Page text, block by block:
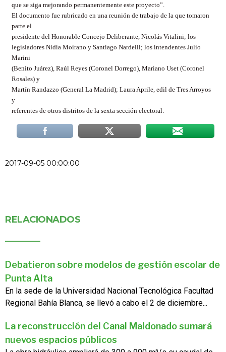
que se siga mejorando permanentemente este proyecto”.
El documento fue rubricado en una reunión de trabajo de la que tomaron
parte el
presidente del Honorable Concejo Deliberante, Nicolás Vitalini; los
legisladores Nidia Moirano y Santiago Nardelli; los intendentes Julio
Marini
(Benito Juárez), Raúl Reyes (Coronel Dorrego), Mariano Uset (Coronel
Rosales) y
Martín Randazzo (General La Madrid); Laura Aprile, edil de Tres Arroyos
y
referentes de otros distritos de la sexta sección electoral.
2017-09-05 00:00:00
RELACIONADOS
Debatieron sobre modelos de gestión escolar de
Punta Alta
En la sede de la Universidad Nacional Tecnológica Facultad
Regional Bahía Blanca, se llevó a cabo el 2 de diciembre...
La reconstrucción del Canal Maldonado sumará
nuevos espacios públicos